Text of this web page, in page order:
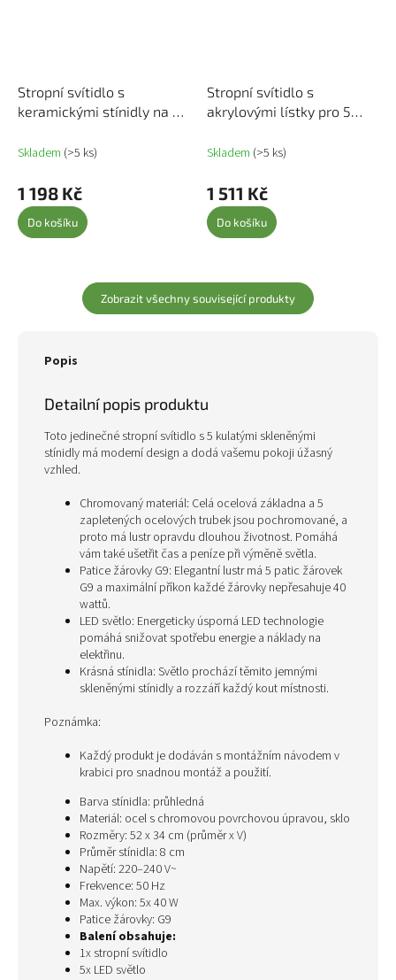
Stropní svítidlo s
keramickými stínidly na 5
Skladem (>5 ks)
1 198 Kč
Do košíku
Stropní svítidlo s
akrylovými lístky pro 5
289241
Skladem (>5 ks)
1 511 Kč
Do košíku
Zobrazit všechny související produkty
Popis
Detailní popis produktu
Toto jedinečné stropní svítidlo s 5 kulatými skleněnými
stínidly má moderní design a dodá vašemu pokoji úžasný
vzhled.
Chromovaný materiál: Celá ocelová základna a 5
zapletených ocelových trubek jsou pochromované, a
proto má lustr opravdu dlouhou životnost. Pomáhá
vám také ušetřit čas a peníze při výměně světla.
Patice žárovky G9: Elegantní lustr má 5 patic žárovek
G9 a maximální příkon každé žárovky nepřesahuje 40
wattů.
LED světlo: Energeticky úsporná LED technologie
pomáhá snižovat spotřebu energie a náklady na
elektřinu.
Krásná stínidla: Světlo prochází těmito jemnými
skleněnými stínidly a rozzáří každý kout místnosti.
Poznámka:
Každý produkt je dodáván s montážním návodem v
krabici pro snadnou montáž a použití.
Barva stínidla: průhledná
Materiál: ocel s chromovou povrchovou úpravou, sklo
Rozměry: 52 x 34 cm (průměr x V)
Průměr stínidla: 8 cm
Napětí: 220–240 V~
Frekvence: 50 Hz
Max. výkon: 5x 40 W
Patice žárovky: G9
Balení obsahuje:
1x stropní svítidlo
5x LED světlo